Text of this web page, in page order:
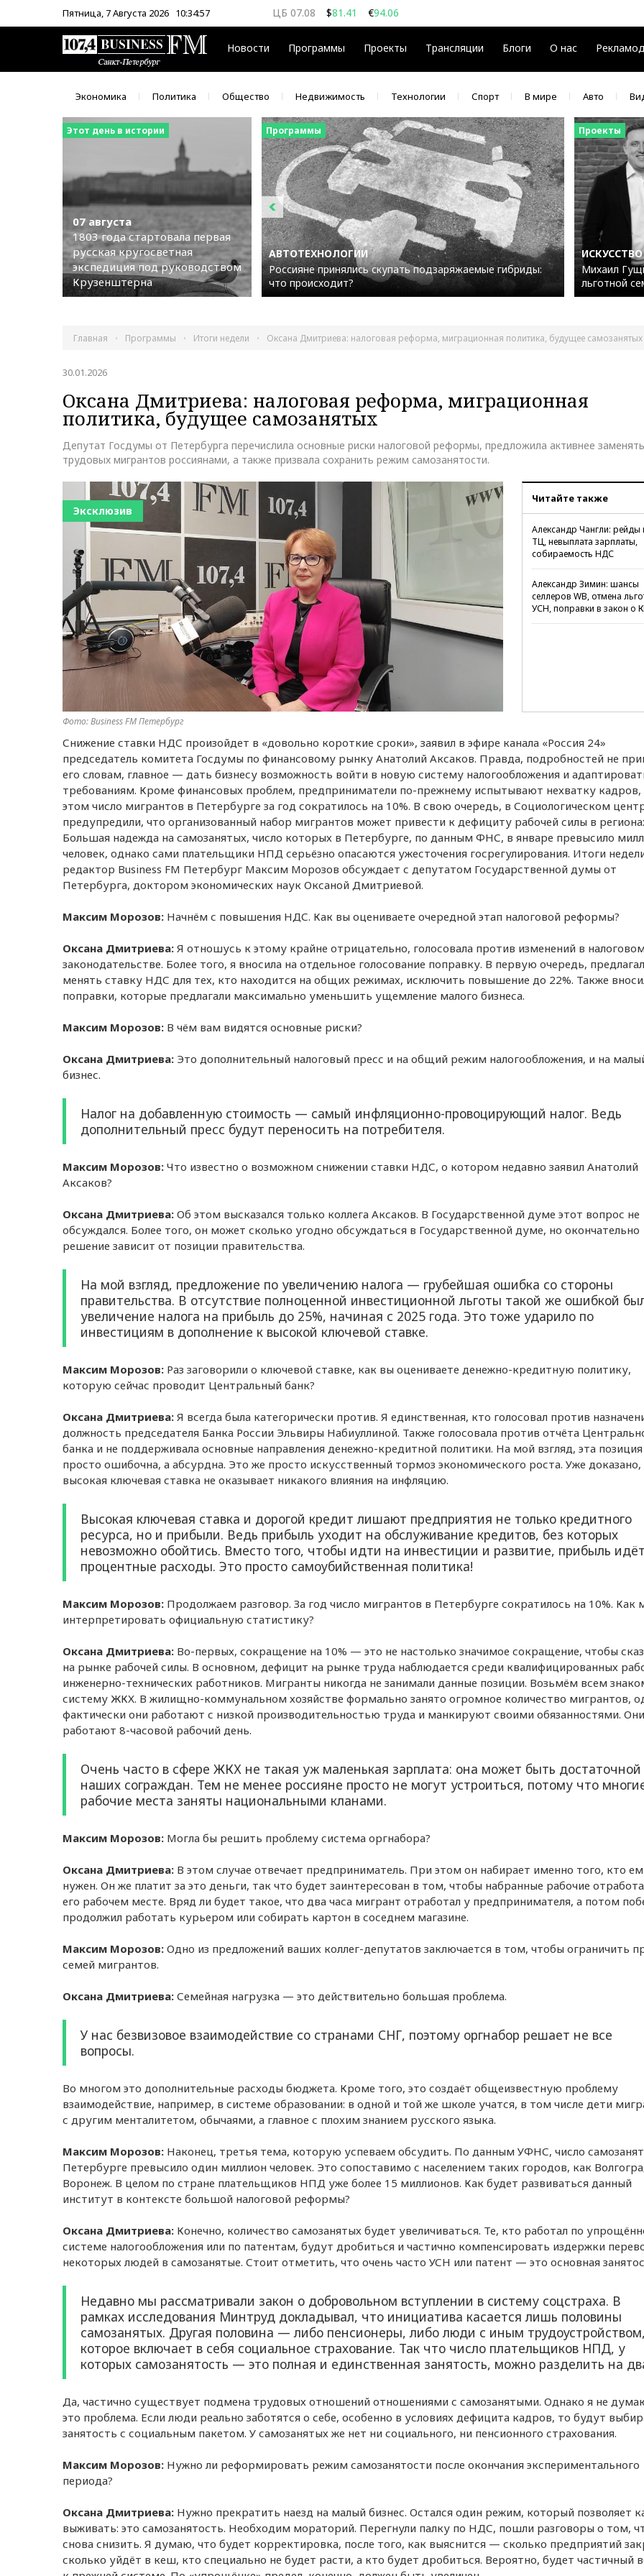
Новости Программы Проекты Трансляции Блоги О нас
Пятница, 7 Августа 2026 10:34:58 ЦБ 07.08 $81.41 €94.06
ММВБ 07.08 $ €
Экономика Политика Общество Недвижимость Технологии Спорт В мире Авто
Этот день в истории
07 августа
1803 года стартовала первая
русская кругосветная
экспедиция под руководством
Крузенштерна
Программы
АВТОТЕХНОЛОГИИ
Россияне принялись скупать подзаряжаемые гибриды:
что происходит?
Проекты
Михаил
льготной
Главная Программы Итоги недели Оксана Дмитриева: налоговая реформа, миграционная политика, будущее самозанятых
30.01.2026
Оксана Дмитриева: налоговая реформа, миграционная
политика, будущее самозанятых
Депутат Госдумы от Петербурга перечислила основные риски налоговой реформы, предложила активнее заменять
трудовых мигрантов россиянами, а также призвала сохранить режим самозанятости.
Эксклюзив
Фото: Business FM Петербург
Читайте также
Александр Чангли: рейды
ТЦ, невыплата зарплаты,
собираемость НДС
Александр Зимин: шансы
селлеров WB, отмена
УСН, поправки в закон о
Снижение ставки НДС произойдет в «довольно короткие сроки», заявил в эфире канала «Россия 24»
председатель комитета Госдумы по финансовому рынку Анатолий Аксаков. Правда, подробностей не
его словам, главное — дать бизнесу возможность войти в новую систему налогообложения и
требованиям. Кроме финансовых проблем, предприниматели по-прежнему испытывают нехватку кадров,
этом число мигрантов в Петербурге за год сократилось на 10%. В свою очередь, в Социологическом
предупредили, что организованный набор мигрантов может привести к дефициту рабочей силы в
Большая надежда на самозанятых, число которых в Петербурге, по данным ФНС, в январе превысило
человек, однако сами плательщики НПД серьёзно опасаются ужесточения госрегулирования. Итоги
редактор Business FM Петербург Максим Морозов обсуждает с депутатом Государственной думы от
Петербурга, доктором экономических наук Оксаной Дмитриевой.
Максим Морозов: Начнём с повышения НДС. Как вы оцениваете очередной этап налоговой реформы?
Оксана Дмитриева: Я отношусь к этому крайне отрицательно, голосовала против изменений в
законодательстве. Более того, я вносила на отдельное голосование поправку. В первую очередь,
менять ставку НДС для тех, кто находится на общих режимах, исключить повышение до 22%. Также
поправки, которые предлагали максимально уменьшить ущемление малого бизнеса.
Максим Морозов: В чём вам видятся основные риски?
Оксана Дмитриева: Это дополнительный налоговый пресс и на общий режим налогообложения, и на
бизнес.
Налог на добавленную стоимость — самый инфляционно-провоцирующий налог. Ведь
дополнительный пресс будут переносить на потребителя.
Максим Морозов: Что известно о возможном снижении ставки НДС, о котором недавно заявил Анатолий
Аксаков?
Оксана Дмитриева: Об этом высказался только коллега Аксаков. В Государственной думе этот вопрос не
обсуждался. Более того, он может сколько угодно обсуждаться в Государственной думе, но окончательно
решение зависит от позиции правительства.
На мой взгляд, предложение по увеличению налога — грубейшая ошибка со стороны
правительства. В отсутствие полноценной инвестиционной льготы такой же ошибкой
увеличение налога на прибыль до 25%, начиная с 2025 года. Это тоже ударило по
инвестициям в дополнение к высокой ключевой ставке.
Максим Морозов: Раз заговорили о ключевой ставке, как вы оцениваете денежно-кредитную политику,
которую сейчас проводит Центральный банк?
Оксана Дмитриева: Я всегда была категорически против. Я единственная, кто голосовал против
должность председателя Банка России Эльвиры Набиуллиной. Также голосовала против отчёта
банка и не поддерживала основные направления денежно-кредитной политики. На мой взгляд, эта
просто ошибочна, а абсурдна. Это же просто искусственный тормоз экономического роста. Уже доказано,
высокая ключевая ставка не оказывает никакого влияния на инфляцию.
Высокая ключевая ставка и дорогой кредит лишают предприятия не только кредитного
ресурса, но и прибыли. Ведь прибыль уходит на обслуживание кредитов, без которых
невозможно обойтись. Вместо того, чтобы идти на инвестиции и развитие, прибыль
процентные расходы. Это просто самоубийственная политика!
Максим Морозов: Продолжаем разговор. За год число мигрантов в Петербурге сократилось на 10%. Как
интерпретировать официальную статистику?
Оксана Дмитриева: Во-первых, сокращение на 10% — это не настолько значимое сокращение, чтобы
на рынке рабочей силы. В основном, дефицит на рынке труда наблюдается среди квалифицированных
инженерно-технических работников. Мигранты никогда не занимали данные позиции. Возьмём всем
систему ЖКХ. В жилищно-коммунальном хозяйстве формально занято огромное количество мигрантов,
фактически они работают с низкой производительностью труда и манкируют своими обязанностями.
работают 8-часовой рабочий день.
Очень часто в сфере ЖКХ не такая уж маленькая зарплата: она может быть
наших сограждан. Тем не менее россияне просто не могут устроиться, потому что
рабочие места заняты национальными кланами.
Максим Морозов: Могла бы решить проблему система оргнабора?
Оксана Дмитриева: В этом случае отвечает предприниматель. При этом он набирает именно того, кто
нужен. Он же платит за это деньги, так что будет заинтересован в том, чтобы набранные рабочие
его рабочем месте. Вряд ли будет такое, что два часа мигрант отработал у предпринимателя, а потом
продолжил работать курьером или собирать картон в соседнем магазине.
Максим Морозов: Одно из предложений ваших коллег-депутатов заключается в том, чтобы ограничить
семей мигрантов.
Оксана Дмитриева: Семейная нагрузка — это действительно большая проблема.
У нас безвизовое взаимодействие со странами СНГ, поэтому оргнабор решает не все
вопросы.
Во многом это дополнительные расходы бюджета. Кроме того, это создаёт общеизвестную проблему
взаимодействие, например, в системе образовании: в одной и той же школе учатся, в том числе дети
с другим менталитетом, обычаями, а главное с плохим знанием русского языка.
Максим Морозов: Наконец, третья тема, которую успеваем обсудить. По данным УФНС, число
Петербурге превысило один миллион человек. Это сопоставимо с населением таких городов, как
Воронеж. В целом по стране плательщиков НПД уже более 15 миллионов. Как будет развиваться данный
институт в контексте большой налоговой реформы?
Оксана Дмитриева: Конечно, количество самозанятых будет увеличиваться. Те, кто работал по
системе налогообложения или по патентам, будут дробиться и частично компенсировать издержки
некоторых людей в самозанятые. Стоит отметить, что очень часто УСН или патент — это основная
Недавно мы рассматривали закон о добровольном вступлении в систему соцстраха. В
рамках исследования Минтруд докладывал, что инициатива касается лишь половины
самозанятых. Другая половина — либо пенсионеры, либо люди с иным
которое включает в себя социальное страхование. Так что число плательщиков НПД, у
которых самозанятость — это полная и единственная занятость, можно разделить на
Да, частично существует подмена трудовых отношений отношениями с самозанятыми. Однако я не
это проблема. Если люди реально заботятся о себе, особенно в условиях дефицита кадров, то будут
занятость с социальным пакетом. У самозанятых же нет ни социального, ни пенсионного страхования.
Максим Морозов: Нужно ли реформировать режим самозанятости после окончания экспериментального
периода?
Оксана Дмитриева: Нужно прекратить наезд на малый бизнес. Остался один режим, который позволяет
выживать: это самозанятость. Необходим мораторий. Перегнули палку по НДС, пошли разговоры о том,
снова снизить. Я думаю, что будет корректировка, после того, как выяснится — сколько предприятий
сколько уйдёт в кеш, кто специально не будет расти, а кто будет дробиться. Вероятно, будет частичный